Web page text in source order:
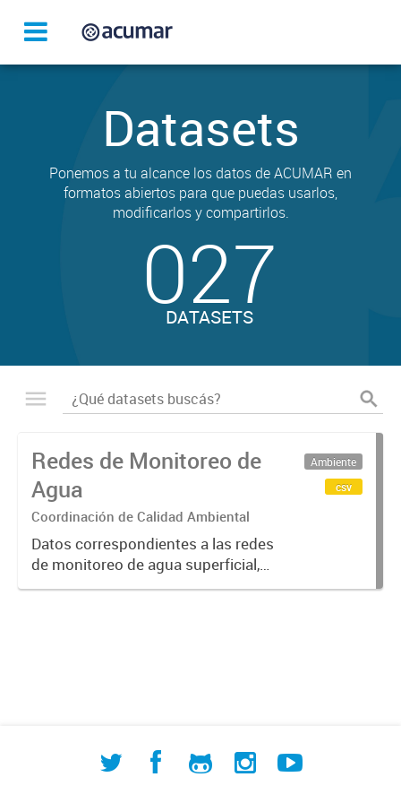
Datasets
Ponemos a tu alcance los datos de ACUMAR en
formatos abiertos para que puedas usarlos,
modificarlos y compartirlos.
027
DATASETS
Redes de Monitoreo de
Agua
Coordinación de Calidad Ambiental
Datos correspondientes a las redes
de monitoreo de agua superficial,
subterránea y humedales (cuerpos
Ambiente
csv